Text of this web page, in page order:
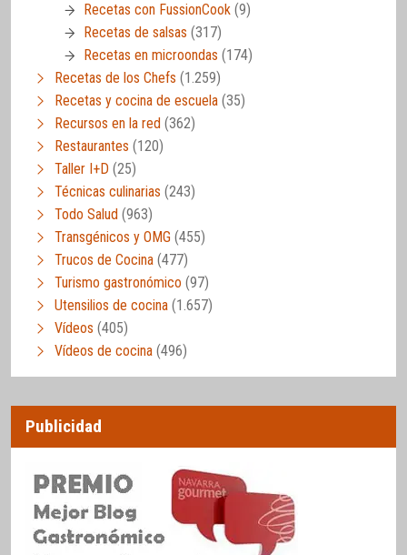
Recetas con FussionCook (9)
Recetas de salsas (317)
Recetas en microondas (174)
Recetas de los Chefs (1.259)
Recetas y cocina de escuela (35)
Recursos en la red (362)
Restaurantes (120)
Taller I+D (25)
Técnicas culinarias (243)
Todo Salud (963)
Transgénicos y OMG (455)
Trucos de Cocina (477)
Turismo gastronómico (97)
Utensilios de cocina (1.657)
Vídeos (405)
Vídeos de cocina (496)
Publicidad